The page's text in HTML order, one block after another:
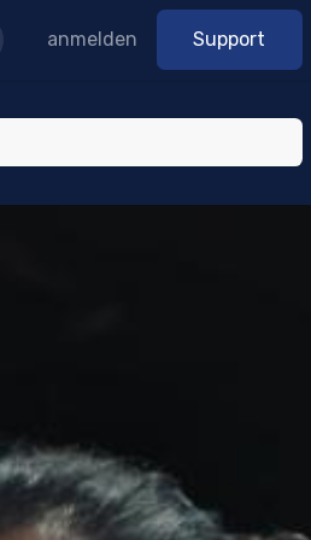
anmelden Support